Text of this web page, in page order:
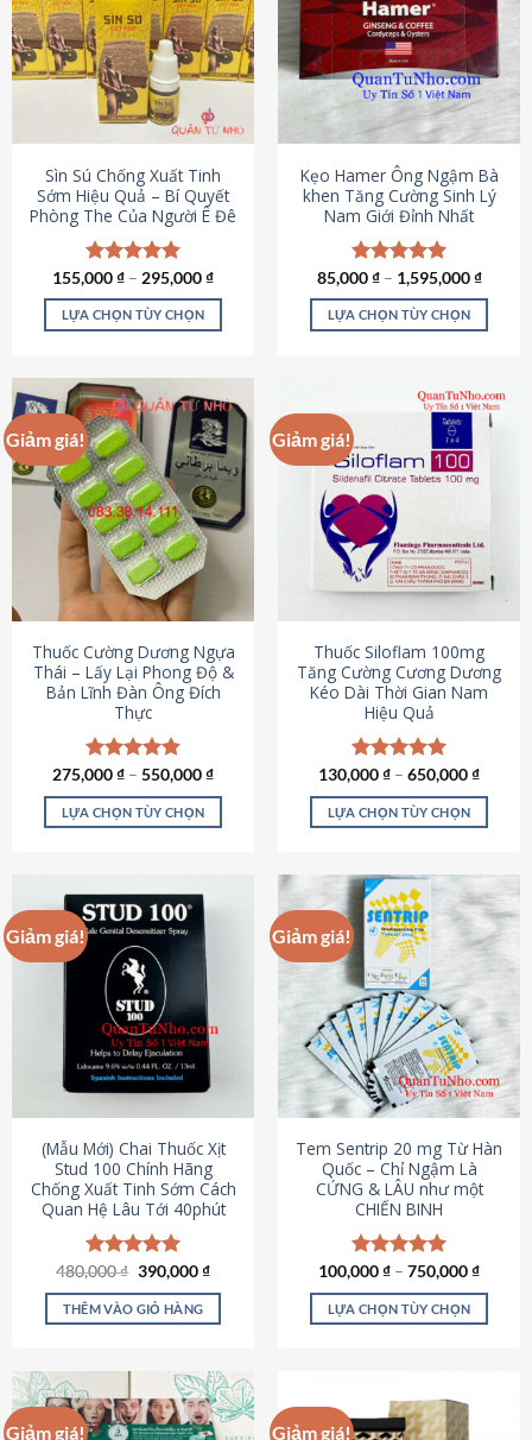
thể.
Các
tùy
chọn
có
thể
được
chọn
trên
trang
sản
phẩm
Sìn Sú Chống Xuất Tinh
Sớm Hiệu Quả – Bí Quyết
Phòng The Của Người Ê Đê
Được xếp
hạng4.95
5 sao
155,000₫ – 295,000₫
LỰA CHỌN TÙY CHỌN
này
có
nhiều
biến
thể.
Các
tùy
chọn
có
thể
chọn
trên
trang
sản
phẩm
Kẹo Hamer Ông Ngậm Bà
khen Tăng Cường Sinh Lý
Nam Giới Đỉnh Nhất
Được xếp
hạng5.00
5 sao
85,000₫– 1,595,000₫
LỰA CHỌN TÙY CHỌN
này
nhiều
biến
tùy
chọn
có
được
chọn
trên
trang
sản
phẩm
Giảm giá!
Thuốc Cường Dương Ngựa
Thái – Lấy Lại Phong Độ &
Bản Lĩnh Đàn Ông Đích
Thực
Được xếp
hạng4.87
5 sao
275,000₫ – 550,000₫
LỰA CHỌN TÙY CHỌN
có
nhiều
biến
thể.
Các
tùy
chọn
được
chọn
trên
trang
sản
phẩm
Giảm giá!
Thuốc Siloflam 100mg
Tăng Cường Cương Dương
Kéo Dài Thời Gian Nam
Hiệu Quả
Được xếp
hạng5.00
5 sao
130,000₫ – 650,000₫
LỰA CHỌN TÙY CHỌN
này
có
nhiều
biến
thể.
Các
tùy
chọn
có
thể
chọn
trên
trang
sản
phẩm
Giảm giá!
(Mẫu Mới) Chai Thuốc Xịt
Stud 100 Chính Hãng
Chống Xuất Tinh Sớm Cách
Quan Hệ Lâu Tới 40phút
Được xếp
hạng5.00
5 sao
480,000₫ Giá
là:
480,000 ₫.
390,000₫Giá
tại
THÊM VÀO GIỎ HÀNG
Giảm giá!
Tem Sentrip 20 mg Từ Hàn
Quốc – Chỉ Ngậm Là
CỨNG & LÂU như một
CHIẾN BINH
Được xếp
hạng5.00
5 sao
100,000₫ – 750,000₫
LỰA CHỌN TÙY CHỌN
có
nhiều
Giảm giá! Giảm giá!